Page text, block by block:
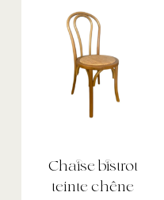
Chaise bistrot
teinte chêne